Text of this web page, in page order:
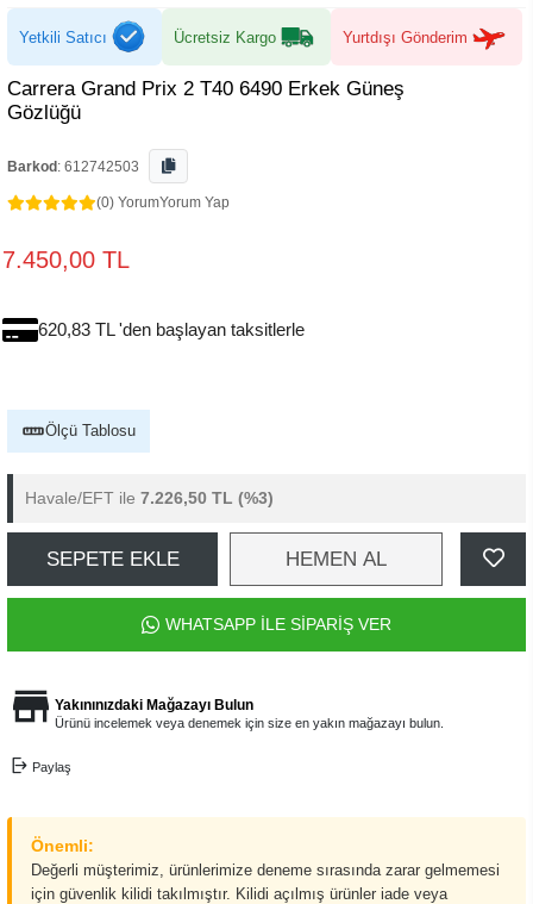
Yetkili Satıcı Ücretsiz Kargo Yurtdışı Gönderim
Carrera Grand Prix 2 T40 6490 Erkek Güneş
Gözlüğü
Barkod : 612742503
(0) YorumYorum Yap
7.450,00 TL
620,83 TL 'den başlayan taksitlerle
Ölçü Tablosu
Havale/EFT ile 7.226,50 TL (%3)
SEPETE EKLE HEMEN AL
WHATSAPP İLE SİPARİŞ VER
Yakınınızdaki Mağazayı Bulun
Ürünü incelemek veya denemek için size en yakın mağazayı bulun.
Paylaş
Önemli:
Değerli müşterimiz, ürünlerimize deneme sırasında zarar gelmemesi
için güvenlik kilidi takılmıştır. Kilidi açılmış ürünler iade veya